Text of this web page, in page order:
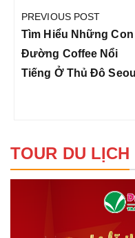
hướng
bài
viết
PREVIOUS POST
Previous
Post:
Tìm Hiểu Những Con
Đường Coffee Nổi
Tiếng Ở Thủ Đô Seoul
TOUR DU LỊCH